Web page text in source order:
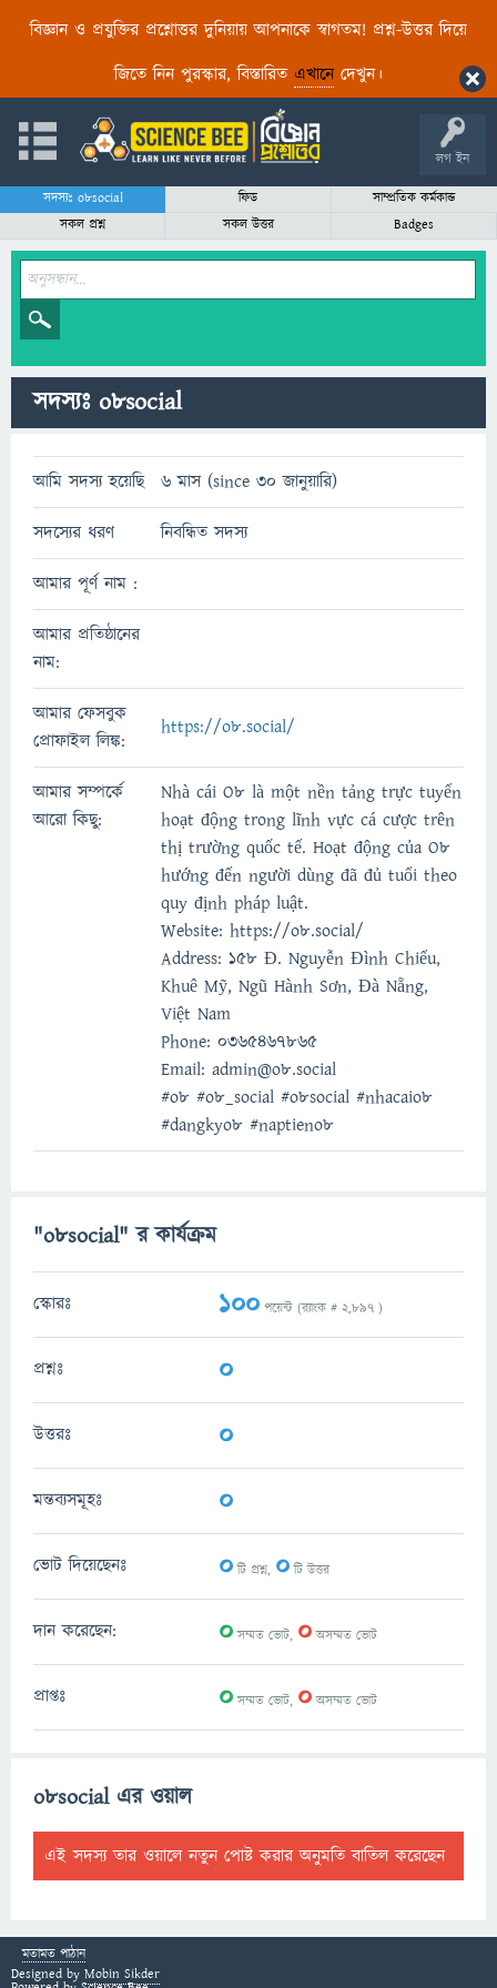
বিজ্ঞান ও প্রযুক্তির প্রশ্নোত্তর দুনিয়ায় আপনাকে স্বাগতম! প্রশ্ন-উত্তর দিয়ে
জিতে নিন পুরস্কার, বিস্তারিত এখানেদেখুন।
লগ ইন
সদস্যঃ o8social ফিড
সাম্প্রতিক কর্মকান্ড
সকল প্রশ্ন
সকল উত্তর Badges
সদস্যঃ o8social
আমি সদস্য হয়েছি 6 মাস (since 30 জানুয়ারি)
সদস্যের ধরণ নিবন্ধিত সদস্য
আমার পূর্ণ নাম :
আমার প্রতিষ্ঠানের
নাম:
আমার ফেসবুক
প্রোফাইল লিঙ্ক:
https://o8.social/
আমার সম্পর্কে
আরো কিছু:
Nhà cái O8 là một nền tảng trực tuyến
hoạt động trong lĩnh vực cá cược trên
thị trường quốc tế. Hoạt động của O8
hướng đến người dùng đã đủ tuổi theo
quy định pháp luật.
Website: https://o8.social/
Address: 158 Đ. Nguyễn Đình Chiểu,
Khuê Mỹ, Ngũ Hành Sơn, Đà Nẵng,
Việt Nam
Phone: 0365467865
Email: admin@o8.social
#o8 #o8_social #o8social #nhacaio8
#dangkyo8 #naptieno8
"o8social" র কার্যক্রম
স্কোরঃ 100 পয়েন্ট (র‌্যাংক # 2,897 )
প্রশ্নঃ 0
উত্তরঃ 0
মন্তব্যসমূহঃ 0
ভোট দিয়েছেনঃ 0টি প্রশ্ন, 0টি উত্তর
দান করেছেন: 0সম্মত ভোট, 0অসম্মত ভোট
প্রাপ্তঃ 0সম্মত ভোট, 0অসম্মত ভোট
o8social এর ওয়াল
এই সদস্য তার ওয়ালে নতুন পোষ্ট করার অনুমতি বাতিল করেছেন
মতামত পাঠান
Designed by Mobin Sikder